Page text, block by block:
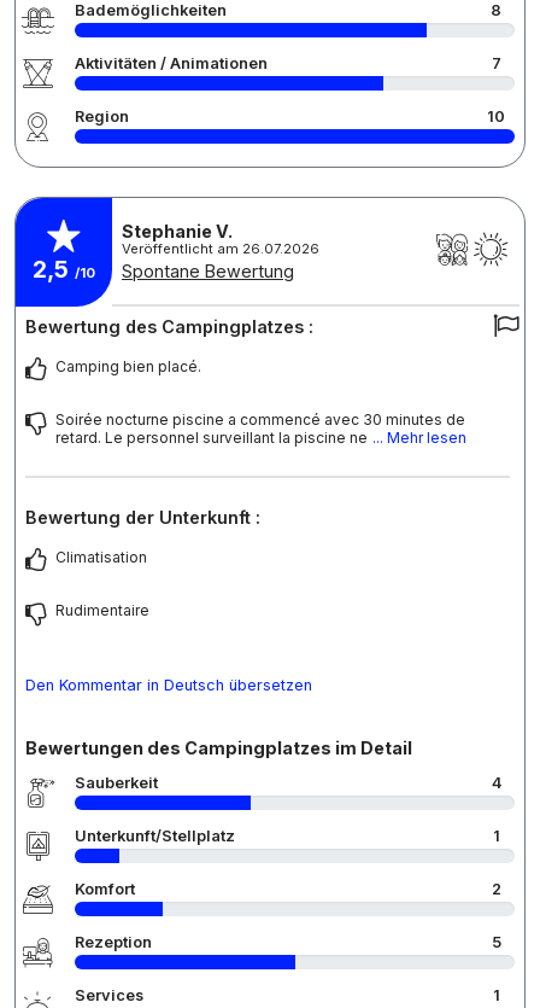
Bademöglichkeiten 8
Aktivitäten / Animationen 7
Region 10
2,5 /10
Stephanie V.
Veröffentlicht am 26.07.2026
Spontane Bewertung
Bewertung des Campingplatzes :
Camping bien placé.
Soirée nocturne piscine a commencé avec 30 minutes de
retard. Le personnel surveillant la piscine ne ... Mehr lesen
Bewertung der Unterkunft :
Climatisation
Rudimentaire
Den Kommentar in Deutsch übersetzen
Bewertungen des Campingplatzes im Detail
Sauberkeit 4
Unterkunft/Stellplatz 1
Komfort 2
Rezeption 5
Services 1